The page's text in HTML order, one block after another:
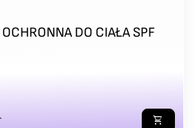
DO CIAŁA SPF
shopping_cart